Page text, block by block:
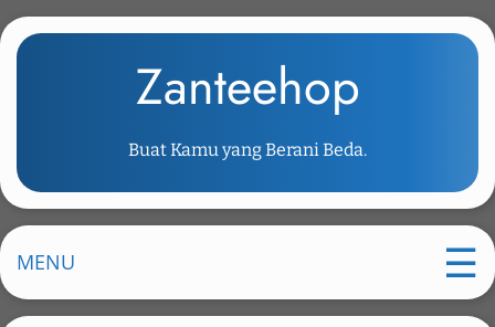
k
m
i
n
Zanteehop
Buat Kamu yang Berani Beda.
MENU